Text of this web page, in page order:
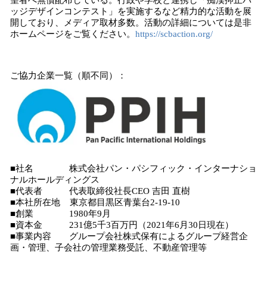
ッジデザインコンテスト」を実施するなど精力的な活動を展
開しており、メディア取材多数。活動の詳細については是非
ホームページをご覧ください。 https://scbaction.org/
ご協力企業一覧（順不同）：
■社名 株式会社パン・パシフィック・インターナショ
ナルホールディングス
■代表者 代表取締役社長CEO 吉田 直樹
■本社所在地 東京都目黒区青葉台2-19-10
■創業 1980年9月
■資本金 231億5千3百万円（2021年6月30日現在）
■事業内容 グループ会社株式保有によるグループ経営企
画・管理、子会社の管理業務受託、不動産管理等